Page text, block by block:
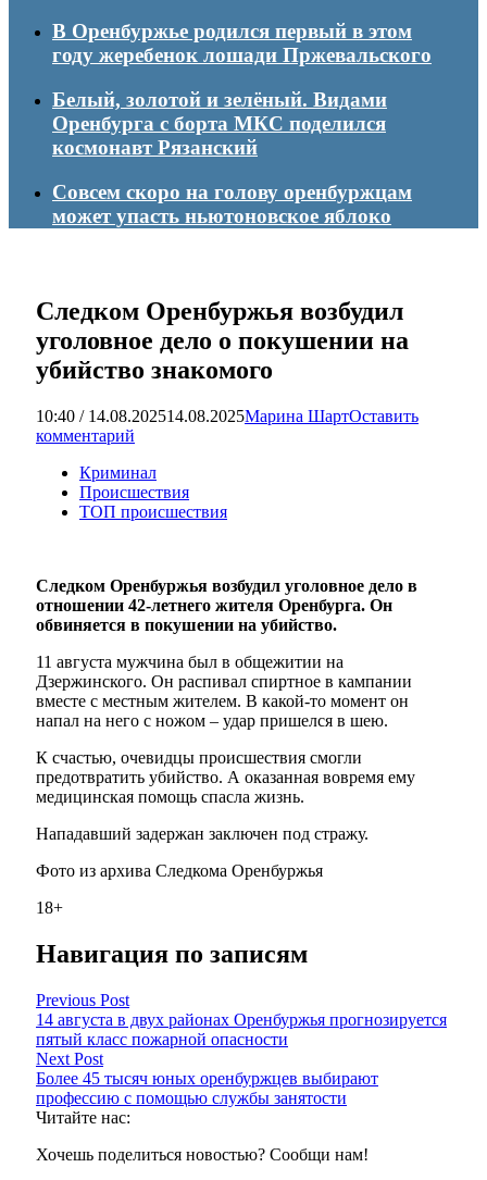
В Оренбуржье родился первый в этом
году жеребенок лошади Пржевальского
Белый, золотой и зелёный. Видами
Оренбурга с борта МКС поделился
космонавт Рязанский
Совсем скоро на голову оренбуржцам
может упасть ньютоновское яблоко
Следком Оренбуржья возбудил
уголовное дело о покушении на
убийство знакомого
10:40 / 14.08.202514.08.2025Марина ШартОставить
комментарий
Криминал
Происшествия
ТОП происшествия
Следком Оренбуржья возбудил уголовное дело в
отношении 42-летнего жителя Оренбурга. Он
обвиняется в покушении на убийство.
11 августа мужчина был в общежитии на
Дзержинского. Он распивал спиртное в кампании
вместе с местным жителем. В какой-то момент он
напал на него с ножом – удар пришелся в шею.
К счастью, очевидцы происшествия смогли
предотвратить убийство. А оказанная вовремя ему
медицинская помощь спасла жизнь.
Нападавший задержан заключен под стражу.
Фото из архива Следкома Оренбуржья
18+
Навигация по записям
Previous Post
14 августа в двух районах Оренбуржья прогнозируется
пятый класс пожарной опасности
Next Post
Более 45 тысяч юных оренбуржцев выбирают
профессию с помощью службы занятости
Читайте нас:
Хочешь поделиться новостью? Сообщи нам!